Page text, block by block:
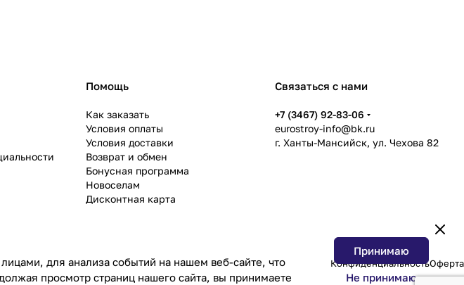
Помощь
Как заказать
Условия оплаты
Условия доставки
Возврат и обмен
Бонусная программа
Новоселам
Дисконтная карта
Связаться с нами
+7 (3467) 92-83-06
eurostroy-info@bk.ru
г. Ханты-Мансийск, ул. Чехова 82
КонфиденциальностьОферта
для анализа событий на нашем веб-сайте, что
просмотр страниц нашего сайта, вы принимаете
Принимаю
Не принимаю